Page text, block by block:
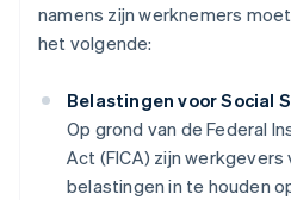
namens zijn werknemers
het volgende:
Belastingen voor Social
Op grond van de Federal
Act (FICA) zijn
belastingen in te houden